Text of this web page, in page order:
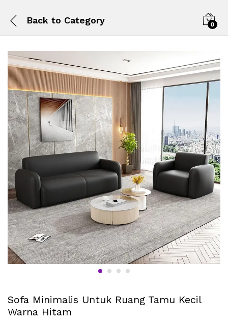
Back to Category 0
Sofa Minimalis Untuk Ruang Tamu Kecil
Warna Hitam